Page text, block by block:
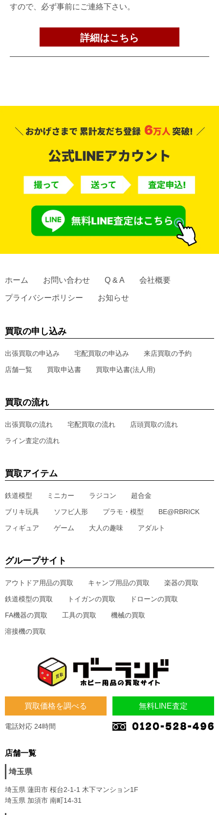
すので、必ず事前にご連絡下さい。
詳細はこちら
買取価格を調べる 無料LINE査定
電話対応 24時間
店舗一覧
埼玉県
埼玉県 蓮田市 桜台2-1-1 木下マンション1F
埼玉県 加須市 南町14-31
ホーム お問い合わせ Q & A 会社概要
プライバシーポリシー お知らせ
買取の申し込み
出張買取の申込み 宅配買取の申込み 来店買取の予約
店舗一覧 買取申込書 買取申込書(法人用)
買取の流れ
出張買取の流れ 宅配買取の流れ 店頭買取の流れ
ライン査定の流れ
買取アイテム
鉄道模型 ミニカー ラジコン 超合金
ブリキ玩具 ソフビ人形 プラモ・模型 BE@RBRICK
フィギュア ゲーム 大人の趣味 アダルト
グループサイト
アウトドア用品の買取 キャンプ用品の買取 楽器の買取
鉄道模型の買取 トイガンの買取 ドローンの買取
FA機器の買取 工具の買取 機械の買取
溶接機の買取